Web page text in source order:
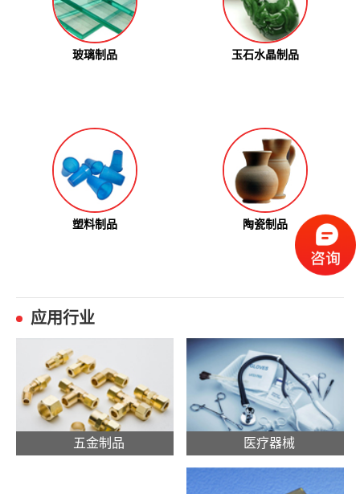
玻璃制品 玉石水晶制品
塑料制品 陶瓷制品
应用行业
五金制品 医疗器械